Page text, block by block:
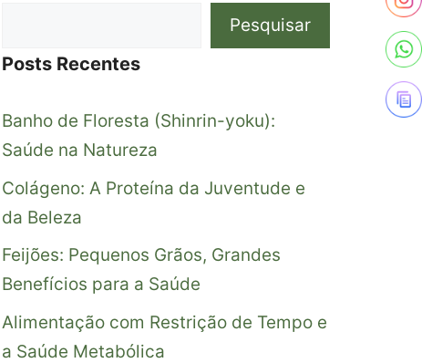
Pesquisar
Posts Recentes
Banho de Floresta (Shinrin-yoku):
Saúde na Natureza
Colágeno: A Proteína da Juventude e
da Beleza
Feijões: Pequenos Grãos, Grandes
Benefícios para a Saúde
Alimentação com Restrição de Tempo e
a Saúde Metabólica